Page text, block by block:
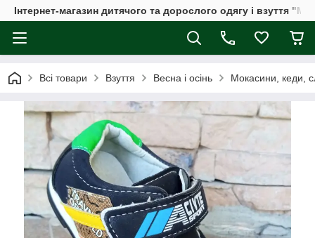
Інтернет-магазин дитячого та дорослого одягу і взуття
Всі товари Взуття Весна і осінь Мокасини, кеди,